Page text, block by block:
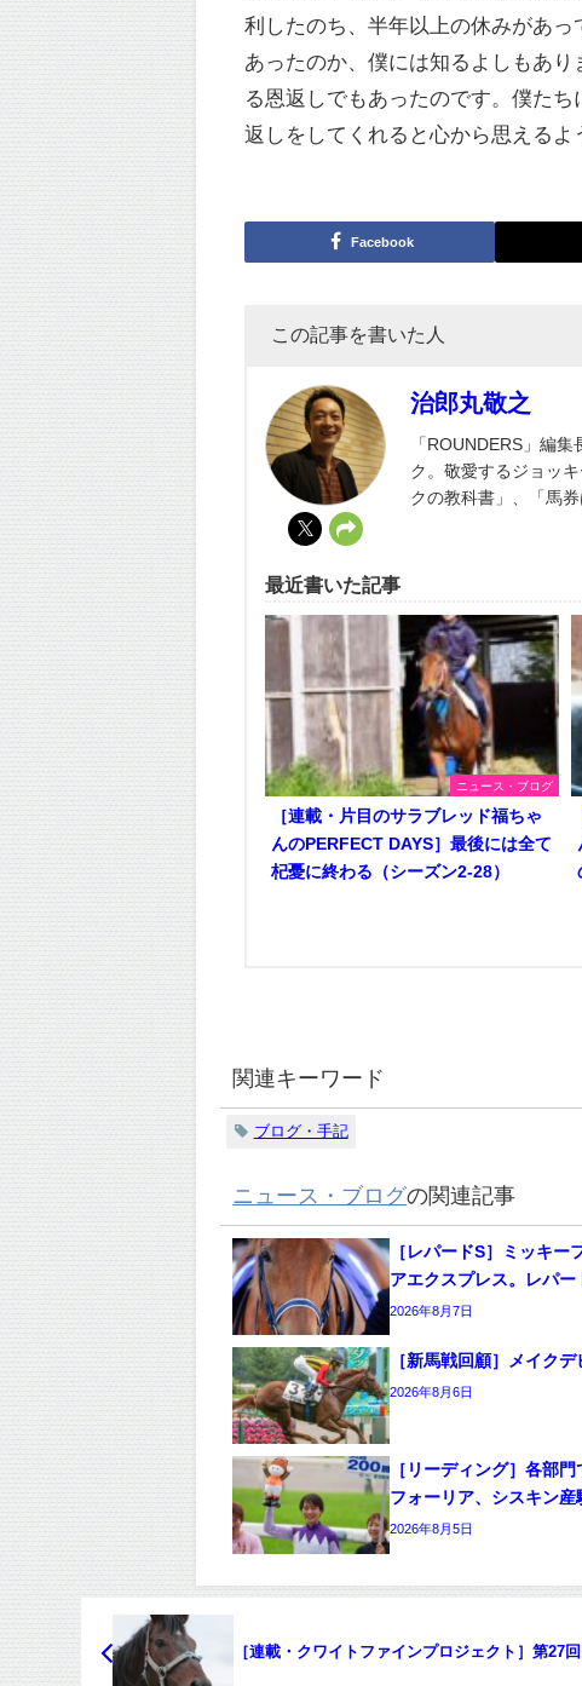
利したのち、半年以上の休みがあ
あったのか、僕には知るよしもあ
る恩返しでもあったのです。僕た
返しをしてくれると心から思えるよ
Facebook
この記事を書いた人
治郎丸敬之
「ROUNDERS」編
ク。敬愛するジョッ
クの教科書」、「馬券
最近書いた記事
ニュース・ブログ
［連載・片目のサラブレッド福ちゃ
んのPERFECT DAYS］最後には全て
杞憂に終わる（シーズン2-28）
関連キーワード
ブログ・手記
ニュース・ブログの関連記事
［レパードS］ミッキ
アエクスプレス。レパ
2026年8月7日
［新馬戦回顧］メイク
2026年8月6日
［リーディング］各部
フォーリア、シスキン産
2026年8月5日
［連載・クワイトファインプロジェクト］第27